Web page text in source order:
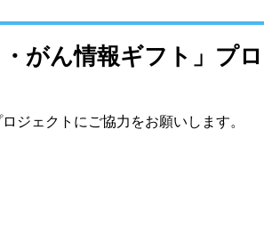
がん情報ギフト」プ
ジェクトにご協力をお願いします。